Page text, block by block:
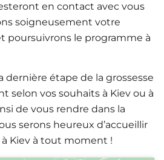
en contact avec vous
soigneusement votre
poursuivrons le programme à
dernière étape de la grossesse
selon vos souhaits à Kiev ou à
de vous rendre dans la
serons heureux d’accueillir
Kiev à tout moment !